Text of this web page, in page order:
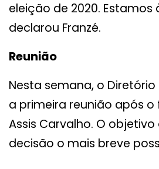
eleição de 2020. Estamos
declarou Franzé.
Reunião
Nesta semana, o Diretório
a primeira reunião após
Assis Carvalho. O
decisão o mais breve